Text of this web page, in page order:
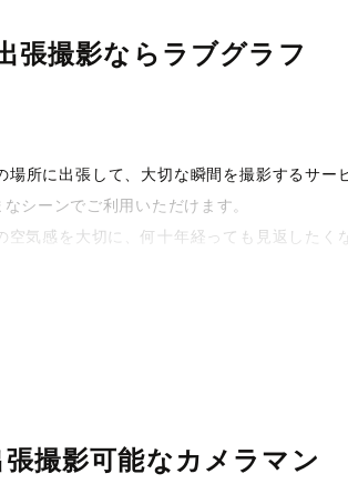
張撮影なら ラブグラフ
所に出張して、大切な瞬間を撮影するサー
シーンでご利用いただけます。
気感を大切に、何十年経っても見返したく
張撮影可能なカメラマン